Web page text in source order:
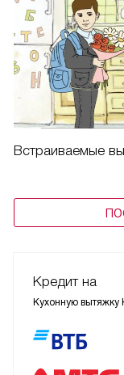
Встраиваемые
Кредит на
Кухонную вытяжку